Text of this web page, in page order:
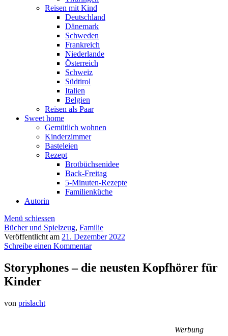
Reisen mit Kind
Deutschland
Dänemark
Schweden
Frankreich
Niederlande
Österreich
Schweiz
Südtirol
Italien
Belgien
Reisen als Paar
Sweet home
Gemütlich wohnen
Kinderzimmer
Basteleien
Rezept
Brotbüchsenidee
Back-Freitag
5-Minuten-Rezepte
Familienküche
Autorin
Menü schiessen
Bücher und Spielzeug, Familie
Veröffentlicht am 21. Dezember 2022
Schreibe einen Kommentar
Storyphones – die neusten Kopfhörer für
Kinder
von prislacht
Werbung